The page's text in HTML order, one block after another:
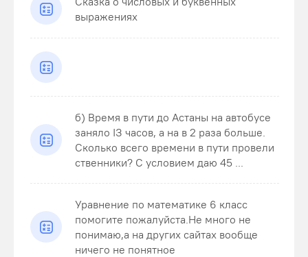
выражениях
б) Время в пути до Астаны на автобусе
заняло ІЗ часов, а на в 2 раза больше.
Сколько всего времени в пути провели
ственники? С условием даю 45 ...
Уравнение по математике 6 класс
помогите пожалуйста.Не много не
понимаю,а на других сайтах вообще
ничего не понятное